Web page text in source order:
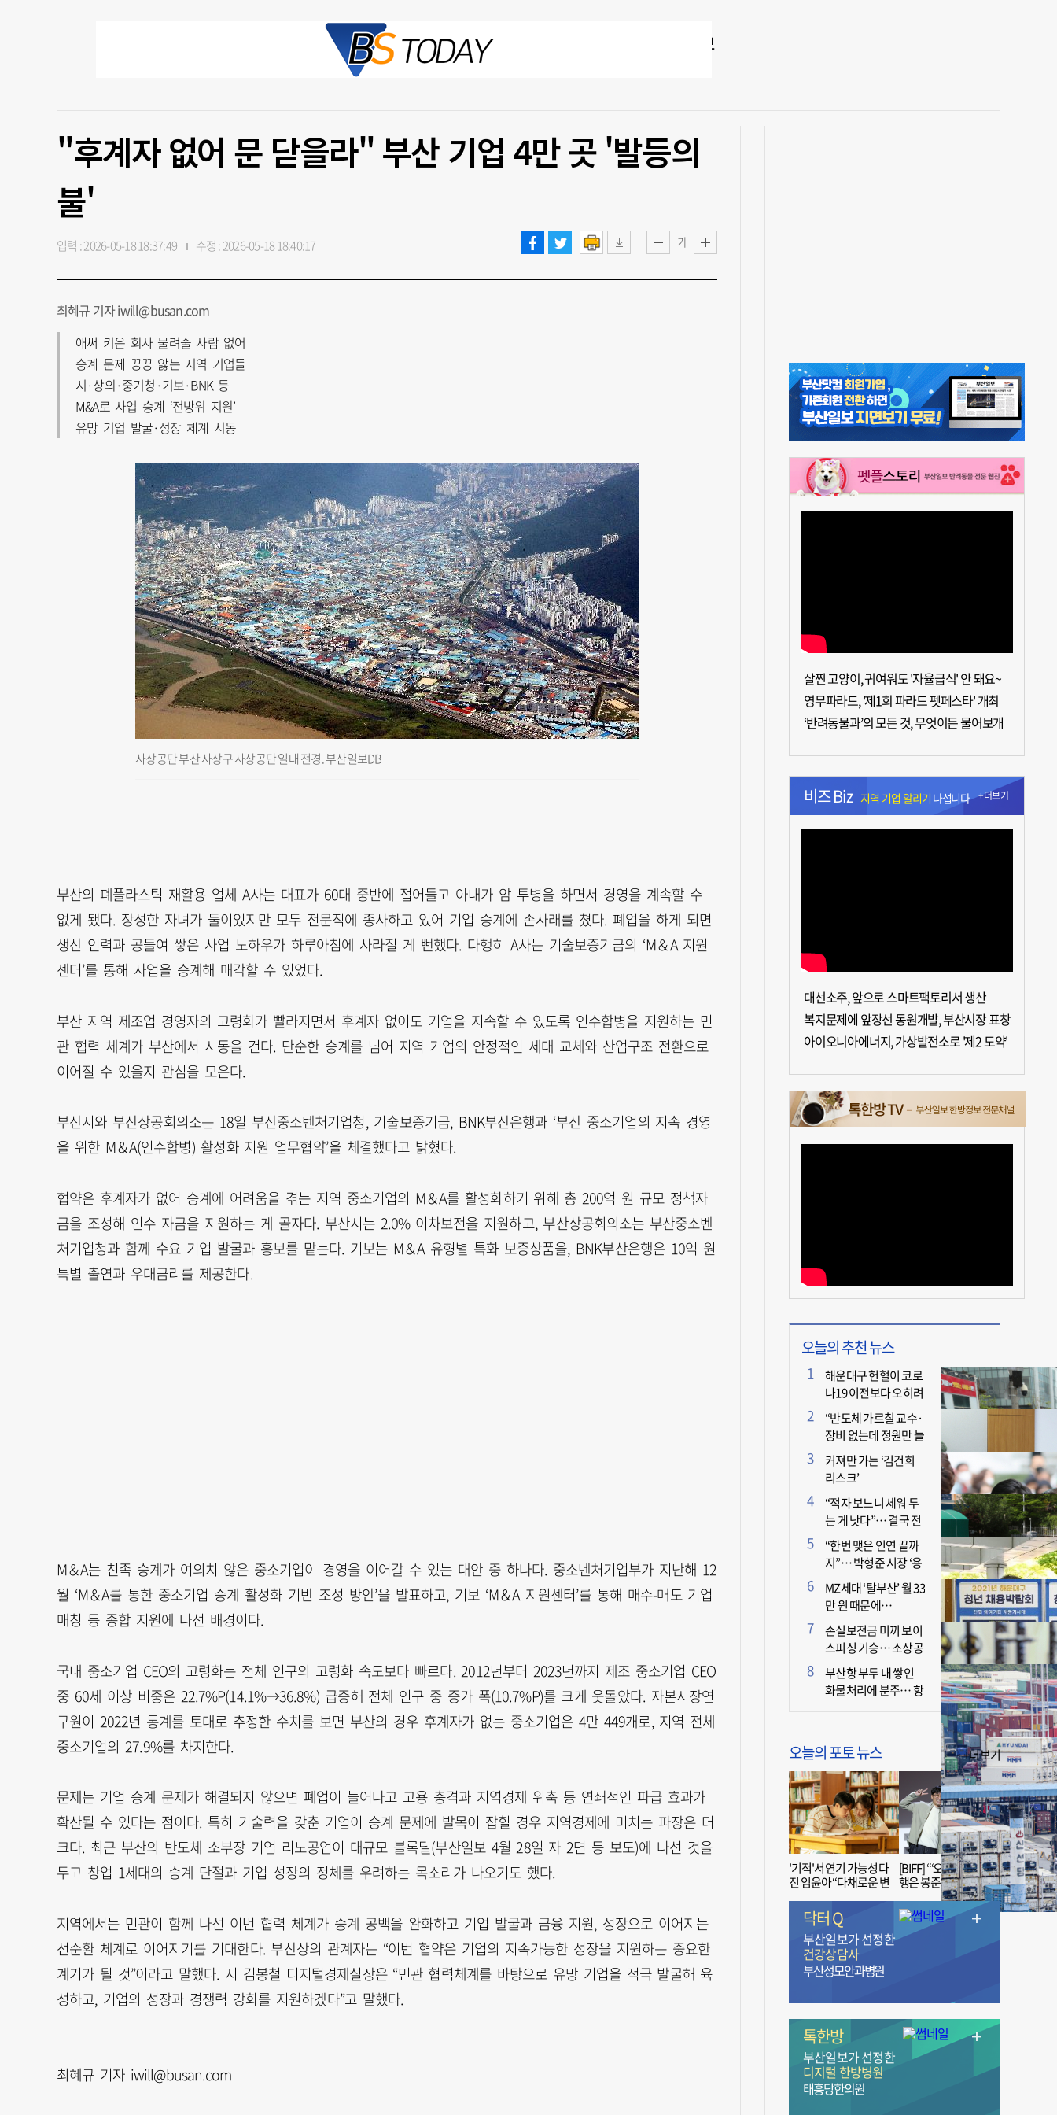
"후계자 없어 문 닫을라" 부산 기업 4만 곳 '발등의
불'
가
입력 : 2026-05-18 18:37:49 수정 : 2026-05-18 18:40:17
최혜규 기자 iwill@busan.com
애써 키운 회사 물려줄 사람 없어
승계 문제 끙끙 앓는 지역 기업들
시·상의·중기청·기보·BNK 등
M&A로 사업 승계 ‘전방위 지원’
유망 기업 발굴·성장 체계 시동
사상공단 부산 사상구 사상공단 일대 전경. 부산일보DB
부산의 폐플라스틱 재활용 업체 A사는 대표가 60대 중반에 접어들고 아내가 암 투병을 하면서 경영을 계속할 수
없게 됐다. 장성한 자녀가 둘이었지만 모두 전문직에 종사하고 있어 기업 승계에 손사래를 쳤다. 폐업을 하게 되면
생산 인력과 공들여 쌓은 사업 노하우가 하루아침에 사라질 게 뻔했다. 다행히 A사는 기술보증기금의 ‘M＆A 지원
센터’를 통해 사업을 승계해 매각할 수 있었다.
부산 지역 제조업 경영자의 고령화가 빨라지면서 후계자 없이도 기업을 지속할 수 있도록 인수합병을 지원하는 민
관 협력 체계가 부산에서 시동을 건다. 단순한 승계를 넘어 지역 기업의 안정적인 세대 교체와 산업구조 전환으로
이어질 수 있을지 관심을 모은다.
부산시와 부산상공회의소는 18일 부산중소벤처기업청, 기술보증기금, BNK부산은행과 ‘부산 중소기업의 지속 경영
을 위한 M＆A(인수합병) 활성화 지원 업무협약’을 체결했다고 밝혔다.
협약은 후계자가 없어 승계에 어려움을 겪는 지역 중소기업의 M＆A를 활성화하기 위해 총 200억 원 규모 정책자
금을 조성해 인수 자금을 지원하는 게 골자다. 부산시는 2.0% 이차보전을 지원하고, 부산상공회의소는 부산중소벤
처기업청과 함께 수요 기업 발굴과 홍보를 맡는다. 기보는 M＆A 유형별 특화 보증상품을, BNK부산은행은 10억 원
특별 출연과 우대금리를 제공한다.
M＆A는 친족 승계가 여의치 않은 중소기업이 경영을 이어갈 수 있는 대안 중 하나다. 중소벤처기업부가 지난해 12
월 ‘M＆A를 통한 중소기업 승계 활성화 기반 조성 방안’을 발표하고, 기보 ‘M＆A 지원센터’를 통해 매수-매도 기업
매칭 등 종합 지원에 나선 배경이다.
국내 중소기업 CEO의 고령화는 전체 인구의 고령화 속도보다 빠르다. 2012년부터 2023년까지 제조 중소기업 CEO
중 60세 이상 비중은 22.7%P(14.1%→36.8%) 급증해 전체 인구 중 증가 폭(10.7%P)를 크게 웃돌았다. 자본시장연
구원이 2022년 통계를 토대로 추정한 수치를 보면 부산의 경우 후계자가 없는 중소기업은 4만 449개로, 지역 전체
중소기업의 27.9%를 차지한다.
문제는 기업 승계 문제가 해결되지 않으면 폐업이 늘어나고 고용 충격과 지역경제 위축 등 연쇄적인 파급 효과가
확산될 수 있다는 점이다. 특히 기술력을 갖춘 기업이 승계 문제에 발목이 잡힐 경우 지역경제에 미치는 파장은 더
크다. 최근 부산의 반도체 소부장 기업 리노공업이 대규모 블록딜(부산일보 4월 28일 자 2면 등 보도)에 나선 것을
두고 창업 1세대의 승계 단절과 기업 성장의 정체를 우려하는 목소리가 나오기도 했다.
지역에서는 민관이 함께 나선 이번 협력 체계가 승계 공백을 완화하고 기업 발굴과 금융 지원, 성장으로 이어지는
선순환 체계로 이어지기를 기대한다. 부산상의 관계자는 “이번 협약은 기업의 지속가능한 성장을 지원하는 중요한
계기가 될 것”이라고 말했다. 시 김봉철 디지털경제실장은 “민관 협력체계를 바탕으로 유망 기업을 적극 발굴해 육
성하고, 기업의 성장과 경쟁력 강화를 지원하겠다”고 말했다.
최혜규 기자 iwill@busan.com
살찐 고양이, 귀여워도 '자율급식' 안 돼요~
영무파라드, '제1회 파라드 펫페스타' 개최
‘반려동물과’의 모든 것, 무엇이든 물어보개
비즈 Biz 지역 기업 알리기 나섭니다 +더보기
대선소주, 앞으로 스마트팩토리서 생산
복지문제에 앞장선 동원개발, 부산시장 표창
아이오니아에너지, 가상발전소로 '제2 도약'
오늘의 추천 뉴스
해운대구 헌혈이 코로
나19 이전보다 오히려
더 늘어난 이유는?
“반도체 가르칠 교수·
장비 없는데 정원만 늘
리면 뭐 하나”
커져만 가는 ‘김건희
리스크’
“적자 보느니 세워 두
는 게 낫다”… 결국 전
면 휴업 선언한 택시회
사
“한번 맺은 인연 끝까
지”… 박형준 시장 ‘용
인술’ 주목
MZ세대 ‘탈부산’ 월 33
만 원 때문에…
손실보전금 미끼 보이
스피싱 기승… 소상공
인 두 번 운다
부산항 부두 내 쌓인
화물처리에 분주… 항
오늘의 포토 뉴스 +더보기
'기적'서 연기 가능성 다
진 임윤아 “다채로운 변
[BIFF] “‘오징어 게임’ 흥
행은 봉준호 감독 ‘1인
치 장벽’ 무너진 순간”
닥터 Q
부산일보가 선정한
건강상담사
부산성모안과병원
톡한방
부산일보가 선정한
디지털 한방병원
태흥당한의원